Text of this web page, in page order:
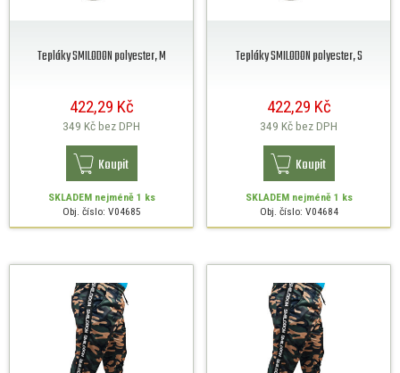
Tepláky SMILODON polyester, M
422,29 Kč
349 Kčbez DPH
Koupit
SKLADEMnejméně 1 ks
Obj. číslo: V04685
Tepláky SMILODON polyester, S
422,29 Kč
349 Kčbez DPH
Koupit
SKLADEMnejméně 1 ks
Obj. číslo: V04684